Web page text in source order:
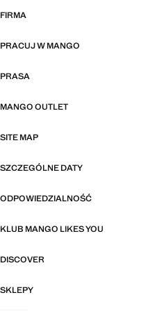
FIRMA
PRACUJ W MANGO
PRASA
MANGO OUTLET
SITE MAP
SZCZEGÓLNE DATY
ODPOWIEDZIALNOŚĆ
KLUB MANGO LIKES YOU
DISCOVER
SKLEPY